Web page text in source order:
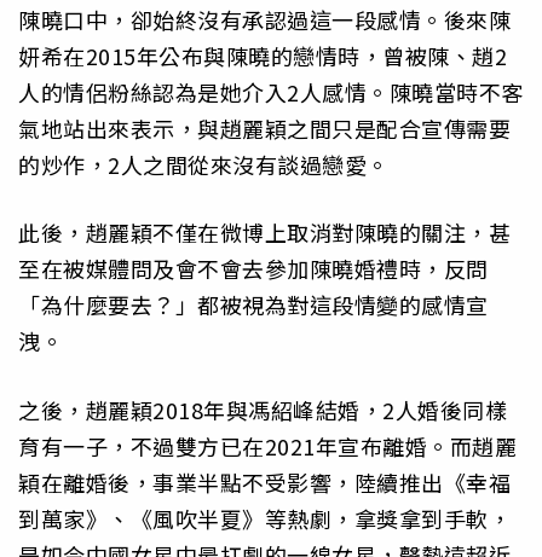
陳曉口中，卻始終沒有承認過這一段感情。後來陳
妍希在2015年公布與陳曉的戀情時，曾被陳、趙2
人的情侶粉絲認為是她介入2人感情。陳曉當時不客
氣地站出來表示，與趙麗穎之間只是配合宣傳需要
的炒作，2人之間從來沒有談過戀愛。
此後，趙麗穎不僅在微博上取消對陳曉的關注，甚
至在被媒體問及會不會去參加陳曉婚禮時，反問
「為什麼要去？」都被視為對這段情變的感情宣
洩。
之後，趙麗穎2018年與馮紹峰結婚，2人婚後同樣
育有一子，不過雙方已在2021年宣布離婚。而趙麗
穎在離婚後，事業半點不受影響，陸續推出《幸福
到萬家》、《風吹半夏》等熱劇，拿獎拿到手軟，